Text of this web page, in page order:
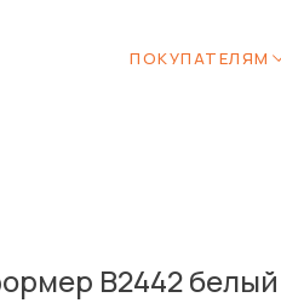
ПОКУПАТЕЛЯМ
В2442